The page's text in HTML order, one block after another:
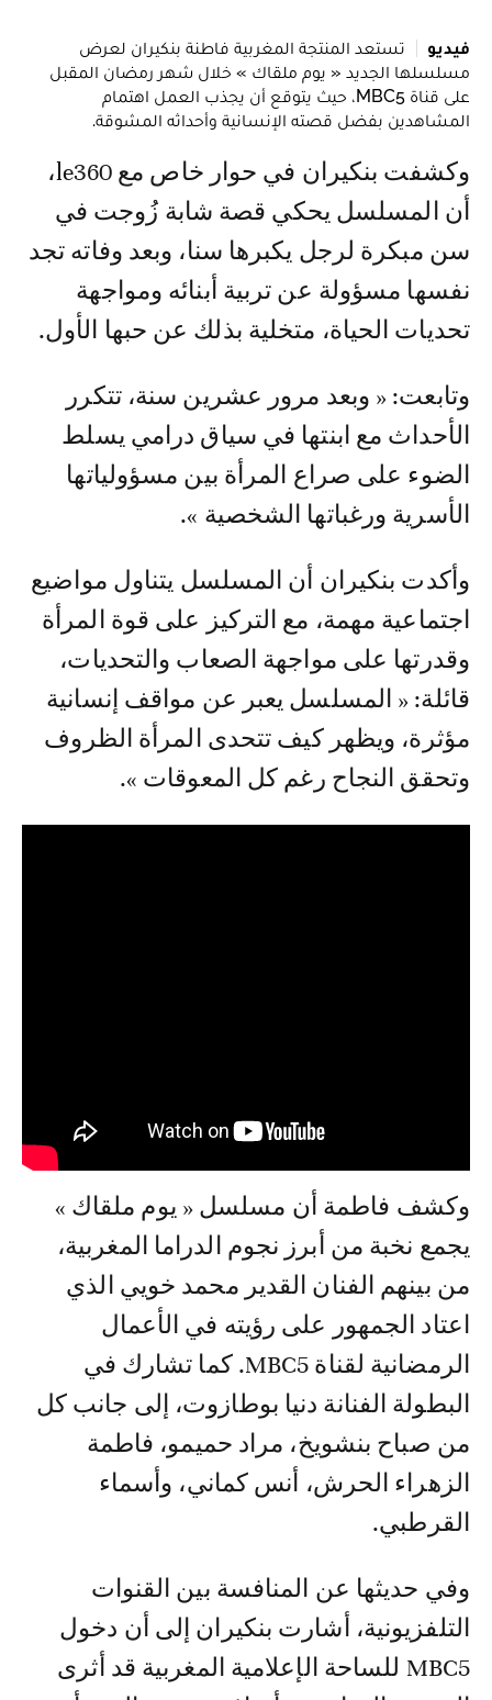
فيديو
تستعد المنتجة المغربية فاطنة بنكيران لعرض
مسلسلها الجديد « يوم ملقاك » خلال شهر رمضان المقبل
على قناة MBC5، حيث يتوقع أن يجذب العمل اهتمام
المشاهدين بفضل قصته الإنسانية وأحداثه المشوقة.
وكشفت بنكيران في حوار خاص مع le360،
أن المسلسل يحكي قصة شابة زُوجت في
سن مبكرة لرجل يكبرها سنا، وبعد وفاته تجد
نفسها مسؤولة عن تربية أبنائه ومواجهة
تحديات الحياة، متخلية بذلك عن حبها الأول.
وتابعت: « وبعد مرور عشرين سنة، تتكرر
الأحداث مع ابنتها في سياق درامي يسلط
الضوء على صراع المرأة بين مسؤولياتها
الأسرية ورغباتها الشخصية ».
وأكدت بنكيران أن المسلسل يتناول مواضيع
اجتماعية مهمة، مع التركيز على قوة المرأة
وقدرتها على مواجهة الصعاب والتحديات،
قائلة: « المسلسل يعبر عن مواقف إنسانية
مؤثرة، ويظهر كيف تتحدى المرأة الظروف
وتحقق النجاح رغم كل المعوقات ».
وكشف فاطمة أن مسلسل « يوم ملقاك »
يجمع نخبة من أبرز نجوم الدراما المغربية،
من بينهم الفنان القدير محمد خويي الذي
اعتاد الجمهور على رؤيته في الأعمال
الرمضانية لقناة MBC5. كما تشارك في
البطولة الفنانة دنيا بوطازوت، إلى جانب كل
من صباح بنشويخ، مراد حميمو، فاطمة
الزهراء الحرش، أنس كماني، وأسماء
القرطبي.
وفي حديثها عن المنافسة بين القنوات
التلفزيونية، أشارت بنكيران إلى أن دخول
MBC5 للساحة الإعلامية المغربية قد أثرى